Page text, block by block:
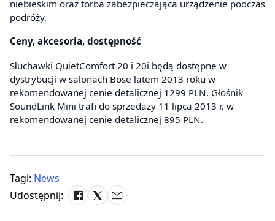
niebieskim oraz torba zabezpieczająca urządzenie podczas
podróży.
Ceny, akcesoria, dostępność
Słuchawki QuietComfort 20 i 20i będą dostępne w
dystrybucji w salonach Bose latem 2013 roku w
rekomendowanej cenie detalicznej 1299 PLN. Głośnik
SoundLink Mini trafi do sprzedaży 11 lipca 2013 r. w
rekomendowanej cenie detalicznej 895 PLN.
Tagi: News
Udostępnij: